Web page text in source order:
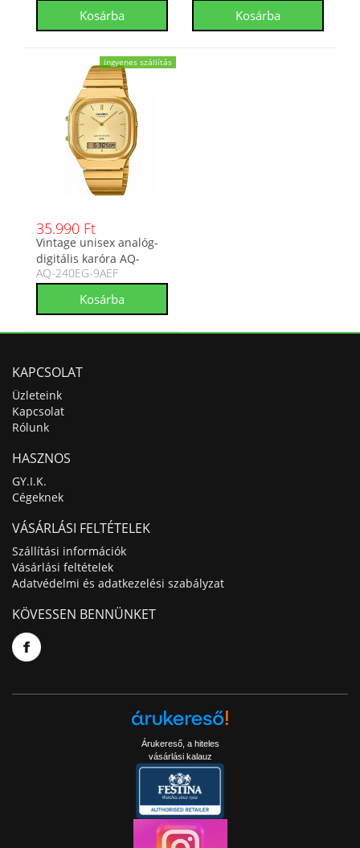
ingyenes szállítás
35.990 Ft
Vintage unisex analóg-
digitális karóra AQ-
240EG-9AEF
AQ-240EG-9AEF
KAPCSOLAT
Üzleteink
Kapcsolat
Rólunk
HASZNOS
GY.I.K.
Cégeknek
VÁSÁRLÁSI FELTÉTELEK
Szállítási információk
Vásárlási feltételek
Adatvédelmi és adatkezelési szabályzat
KÖVESSEN BENNÜNKET
Árukereső, a hiteles
vásárlási kalauz